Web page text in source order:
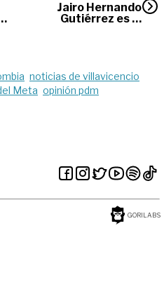
Jairo Hernando
Gutiérrez es el
noticias de villavicencio
Meta opinión pdm
GORILABS